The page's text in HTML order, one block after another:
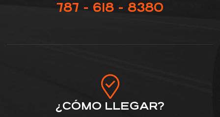
787 - 618 - 8380
¿CÓMO LLEGAR?